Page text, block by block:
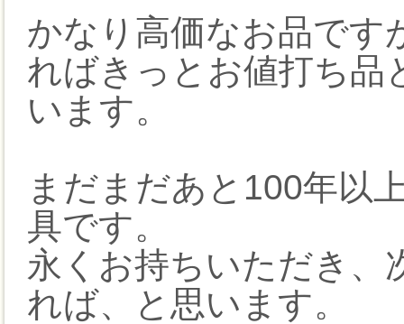
かなり高価なお品です
ればきっとお値打ち品
います。
まだまだあと100年以
具です。
永くお持ちいただき、
れば、と思います。